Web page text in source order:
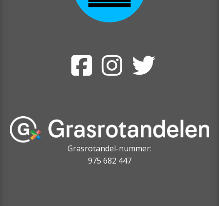
Grasrotandel-nummer:
975 682 447